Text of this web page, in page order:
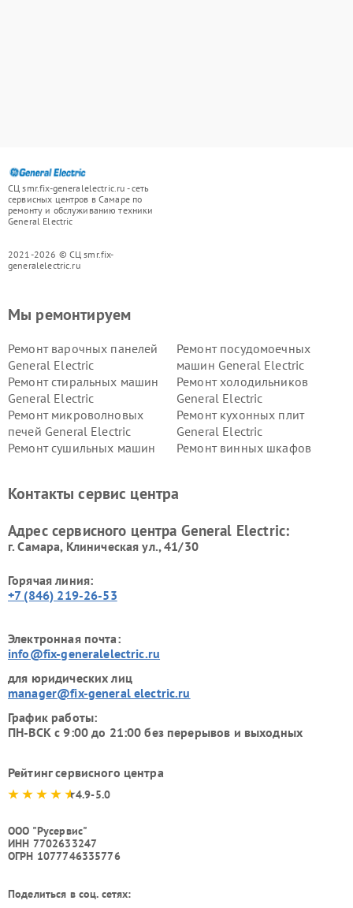
СЦ smr.fix-generalelectric.ru - сеть
сервисных центров в Самаре по
ремонту и обслуживанию техники
General Electric
2021-2026 © СЦ smr.fix-
generalelectric.ru
Мы ремонтируем
Ремонт варочных панелей
General Electric
Ремонт посудомоечных
машин General Electric
Ремонт стиральных машин
General Electric
Ремонт холодильников
General Electric
Ремонт микроволновых
печей General Electric
Ремонт кухонных плит
General Electric
Ремонт сушильных машин
Ремонт винных шкафов
Electric
General Electric
Контакты сервис центра
Адрес сервисного центра General Electric:
г. Самара, Клиническая ул., 41/30
Горячая линия:
+7 (846) 219-26-53
Электронная почта:
info@fix-generalelectric.ru
для юридических лиц
manager@fix-general electric.ru
График работы:
ПН-ВСК с 9:00 до 21:00 без перерывов и выходных
Рейтинг сервисного центра
4.9-5.0
ООО "Русервис"
ИНН 7702633247
ОГРН 1077746335776
Поделиться в соц. сетях: